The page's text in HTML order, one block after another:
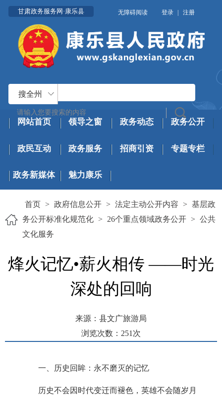
甘肃政务服务网·康乐县 无障碍阅读 登录 | 注册
搜全州
网站首页 领导之窗 政务动态 政务公开
政民互动 政务服务 招商引资 专题专栏
政务新媒体 魅力康乐
首页 > 政府信息公开 > 法定主动公开内容 > 基层政
务公开标准化规范化 > 26个重点领域政务公开 > 公共
文化服务
烽火记忆•薪火相传 ——时光
深处的回响
来源：县文广旅游局
浏览次数： 251 次
一、历史回眸：永不磨灭的记忆
历史不会因时代变迁而褪色，英雄不会随岁月